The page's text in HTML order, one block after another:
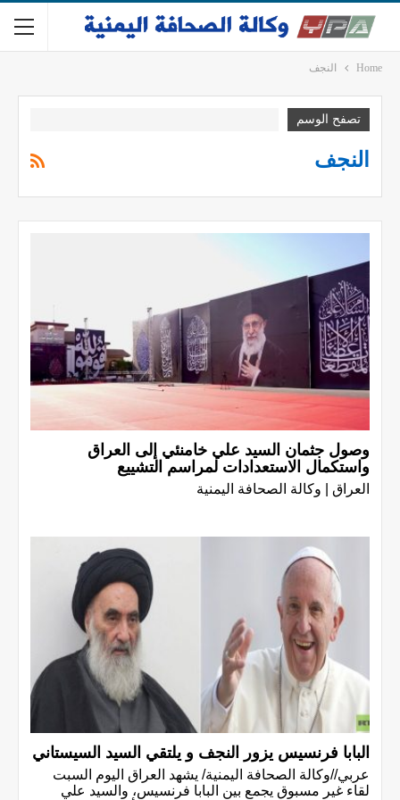
Home النجف
تصفح الوسم
النجف
وصول جثمان السيد علي خامنئي إلى العراق
واستكمال الاستعدادات لمراسم التشييع
العراق | وكالة الصحافة اليمنية
البابا فرنسيس يزور النجف و يلتقي السيد السيستاني
عربي//وكالة الصحافة اليمنية/ يشهد العراق اليوم السبت
لقاء غير مسبوق يجمع بين البابا فرنسيس، والسيد علي